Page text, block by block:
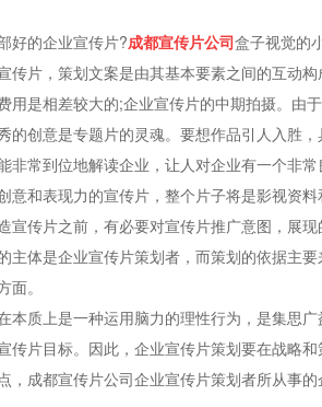
的企业宣传片?成都宣传片公司盒子视觉的
片，策划文案是由其基本要素之间的互动构
用是相差较大的;企业宣传片的中期拍摄。由
创意是专题片的灵魂。要想作品引人入胜，
非常到位地解读企业，让人对企业有一个非常
和表现力的宣传片，整个片子将是影视资料
宣传片之前，有必要对宣传片推广意图，展
体是企业宣传片策划者，而策划的依据主要
面。
质上是一种运用脑力的理性行为，是集思广
传片目标。因此，企业宣传片策划要在战略
成都宣传片公司企业宣传片策划者所从事的